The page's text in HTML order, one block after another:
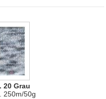
20 Grau
250m/50g